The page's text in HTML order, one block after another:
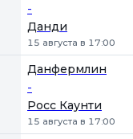
-
Данди
15 августа в 17:00
Данфермлин
-
Росс Каунти
15 августа в 17:00